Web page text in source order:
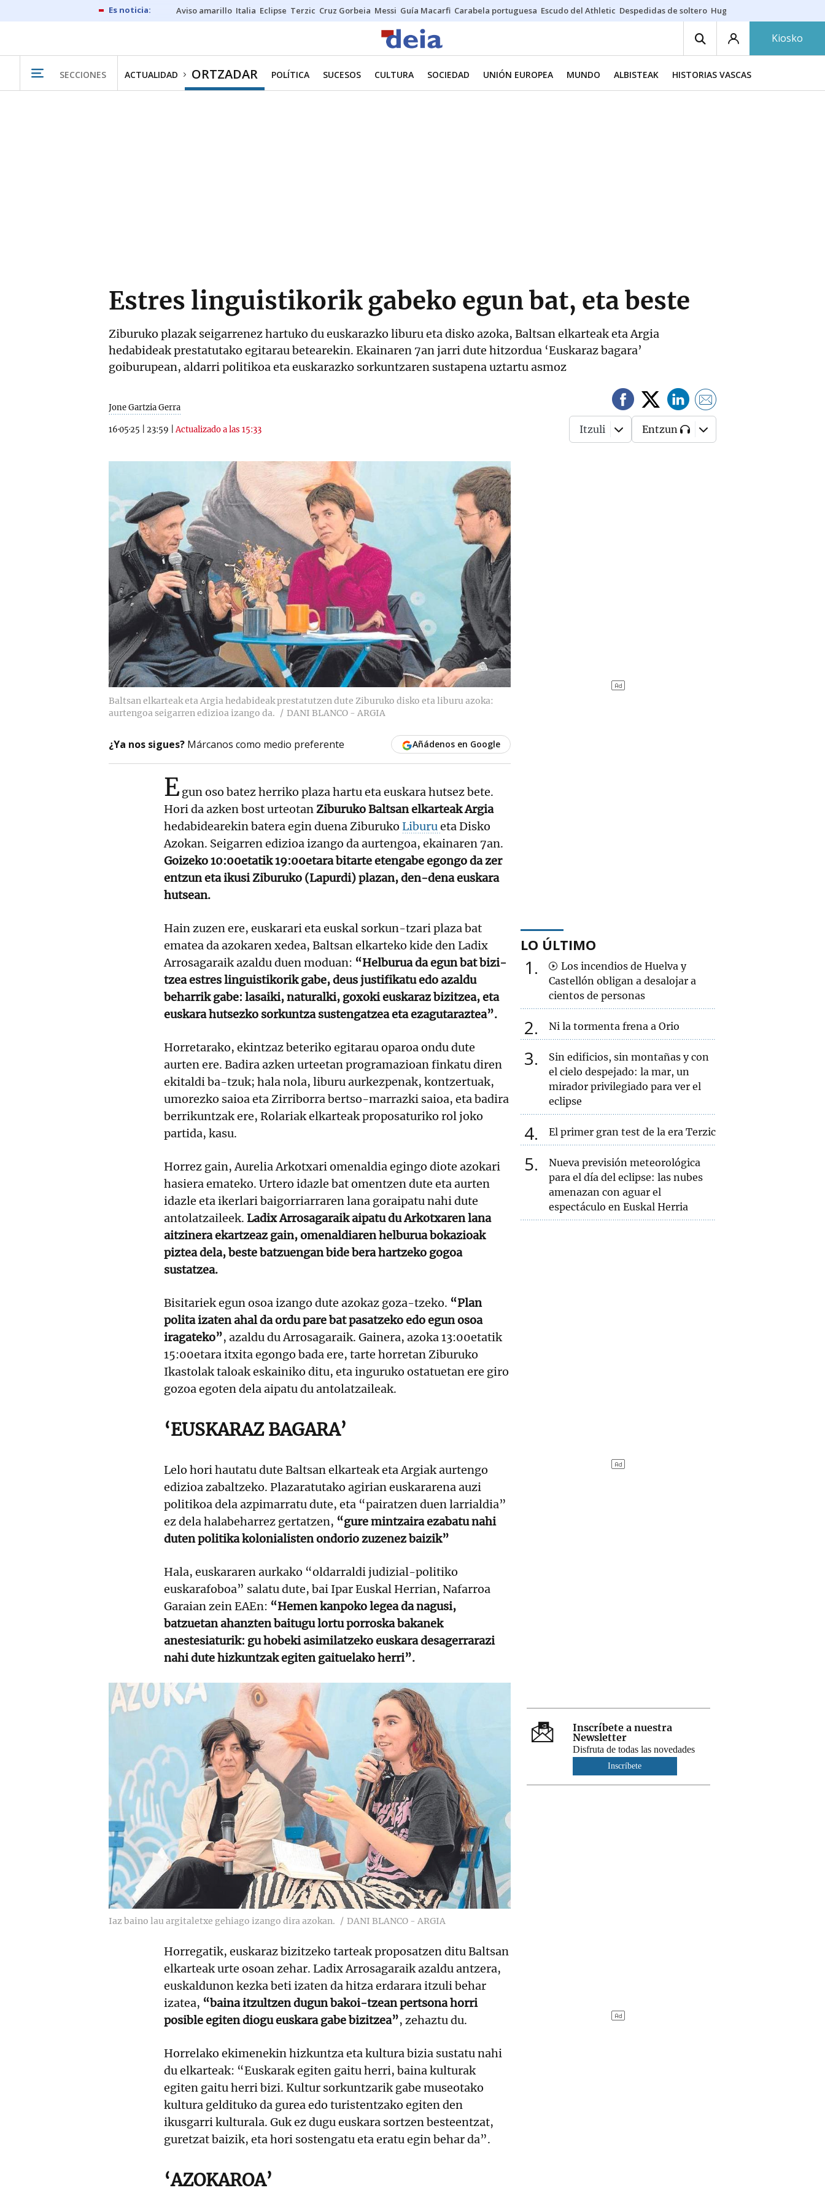
Aviso amarillo Italia Eclipse Terzic Cruz Gorbeia Messi Guía Macarfi Carabela portuguesa Escudo del Athletic Despedidas de soltero Hugo Rincón
Kiosko
SECCIONES ACTUALIDAD ORTZADAR POLÍTICA SUCESOS CULTURA SOCIEDAD UNIÓN EUROPEA MUNDO ALBISTEAK HISTORIAS VASCAS
Estres linguistikorik gabeko egun bat, eta beste
Ziburuko plazak seigarrenez hartuko du euskarazko liburu eta disko azoka, Baltsan elkarteak eta Argia
hedabideak prestatutako egitarau betearekin. Ekainaren 7an jarri dute hitzordua ‘Euskaraz bagara’
goiburupean, aldarri politikoa eta euskarazko sorkuntzaren sustapena uztartu asmoz
Jone Gartzia Gerra
16·05·25 23:59 |Actualizado a las 15:33 Itzuli Entzun
Baltsan elkarteak eta Argia hedabideak prestatutzen dute Ziburuko disko eta liburu azoka:
aurtengoa seigarren edizioa izango da.
DANI BLANCO - ARGIA
¿Ya nos sigues? Márcanos como medio preferente Añádenos en Google
Egun oso batez herriko plaza hartu eta euskara hutsez bete.
Hori da azken bost urteotanZiburuko Baltsan elkarteak Argia
hedabidearekin batera egin duena Ziburuko Liburueta Disko
Azokan. Seigarren edizioa izango da aurtengoa, ekainaren 7an.
Goizeko 10:00etatik 19:00etara bitarte etengabe egongo da zer
entzun eta ikusi Ziburuko (Lapurdi) plazan, den-dena euskara
hutsean.
Hain zuzen ere, euskarari eta euskal sorkun-tzari plaza bat
ematea da azokaren xedea, Baltsan elkarteko kide den Ladix
Arrosagaraik azaldu duen moduan: “Helburua da egun bat bizi-
tzea estres linguistikorik gabe, deus justifikatu edo azaldu
beharrik gabe: lasaiki, naturalki, goxoki euskaraz bizitzea, eta
euskara hutsezko sorkuntza sustengatzea eta ezagutaraztea”.
Horretarako, ekintzaz beteriko egitarau oparoa ondu dute
aurten ere. Badira azken urteetan programazioan finkatu diren
ekitaldi ba-tzuk; hala nola, liburu aurkezpenak, kontzertuak,
umorezko saioa eta Zirriborra bertso-marrazki saioa, eta badira
berrikuntzak ere, Rolariak elkarteak proposaturiko rol joko
partida, kasu.
Horrez gain, Aurelia Arkotxari omenaldia egingo diote azokari
hasiera emateko. Urtero idazle bat omentzen dute eta aurten
idazle eta ikerlari baigorriarraren lana goraipatu nahi dute
antolatzaileek. Ladix Arrosagaraik aipatu du Arkotxaren lana
aitzinera ekartzeaz gain, omenaldiaren helburua bokazioak
piztea dela, beste batzuengan bide bera hartzeko gogoa
sustatzea.
Bisitariek egun osoa izango dute azokaz goza-tzeko. “Plan
polita izaten ahal da ordu pare bat pasatzeko edo egun osoa
iragateko”, azaldu du Arrosagaraik. Gainera, azoka 13:00etatik
15:00etara itxita egongo bada ere, tarte horretan Ziburuko
Ikastolak taloak eskainiko ditu, eta inguruko ostatuetan ere giro
gozoa egoten dela aipatu du antolatzaileak.
‘EUSKARAZ BAGARA’
Lelo hori hautatu dute Baltsan elkarteak eta Argiak aurtengo
edizioa zabaltzeko. Plazaratutako agirian euskararena auzi
politikoa dela azpimarratu dute, eta “pairatzen duen larrialdia”
ez dela halabeharrez gertatzen, “gure mintzaira ezabatu nahi
duten politika kolonialisten ondorio zuzenez baizik”
Hala, euskararen aurkako “oldarraldi judizial-politiko
euskarafoboa” salatu dute, bai Ipar Euskal Herrian, Nafarroa
Garaian zein EAEn: “Hemen kanpoko legea da nagusi,
batzuetan ahanzten baitugu lortu porroska bakanek
anestesiaturik: gu hobeki asimilatzeko euskara desagerrarazi
nahi dute hizkuntzak egiten gaituelako herri”.
Iaz baino lau argitaletxe gehiago izango dira azokan. DANI BLANCO - ARGIA
Horregatik, euskaraz bizitzeko tarteak proposatzen ditu Baltsan
elkarteak urte osoan zehar. Ladix Arrosagaraik azaldu antzera,
euskaldunon kezka beti izaten da hitza erdarara itzuli behar
izatea, “baina itzultzen dugun bakoi-tzean pertsona horri
posible egiten diogu euskara gabe bizitzea”, zehaztu du.
Horrelako ekimenekin hizkuntza eta kultura bizia sustatu nahi
du elkarteak: “Euskarak egiten gaitu herri, baina kulturak
egiten gaitu herri bizi. Kultur sorkuntzarik gabe museotako
kultura geldituko da gurea edo turistentzako egiten den
ikusgarri kulturala. Guk ez dugu euskara sortzen besteentzat,
guretzat baizik, eta hori sostengatu eta eratu egin behar da”.
‘AZOKAROA’
LO ÚLTIMO
1
Los incendios de Huelva y
Castellón obligan a desalojar a
cientos de personas
2 Ni la tormenta frena a Orio
3
Sin edificios, sin montañas y con
el cielo despejado: la mar, un
mirador privilegiado para ver el
eclipse
4 El primer gran test de la era Terzic
5
Nueva previsión meteorológica
para el día del eclipse: las nubes
amenazan con aguar el
espectáculo en Euskal Herria
Inscríbete a nuestra
Newsletter
Disfruta de todas las novedades
Inscríbete